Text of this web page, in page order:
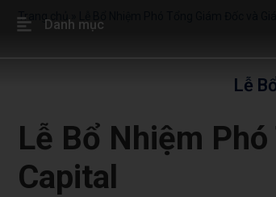
Danh mục
Trang chủ
Lễ
Lễ Bổ Nhiệm
Capital